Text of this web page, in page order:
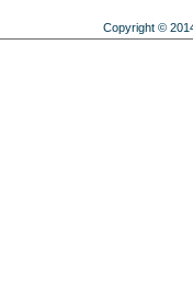
Copyright ©